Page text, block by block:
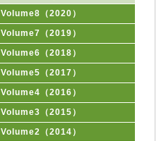
Volume8（2020）
Volume7（2019）
Volume6（2018）
Volume5（2017）
Volume4（2016）
Volume3（2015）
Volume2（2014）